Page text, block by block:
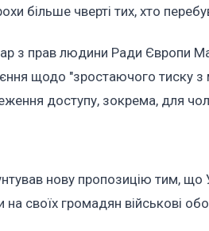
більше чверті тих, хто
з прав людини Ради Європи
щодо "зростаючого тиску
доступу, зокрема, для
нову пропозицію тим,
на своїх громадян військові